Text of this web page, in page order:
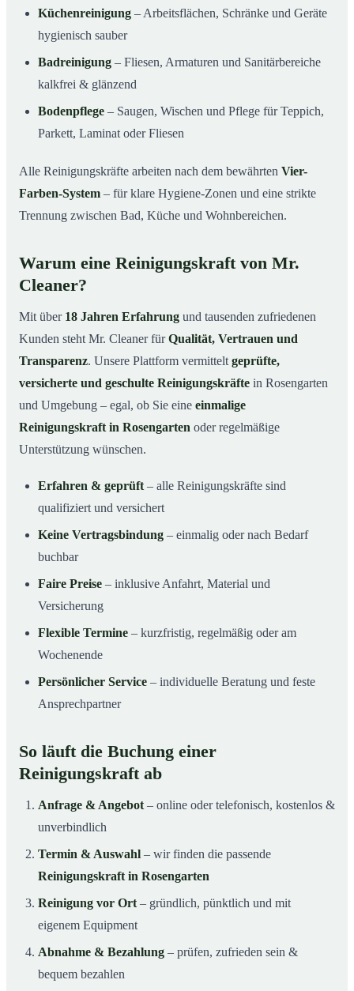
Küchenreinigung – Arbeitsflächen, Schränke und Geräte
hygienisch sauber
Badreinigung – Fliesen, Armaturen und Sanitärbereiche
kalkfrei & glänzend
Bodenpflege – Saugen, Wischen und Pflege für Teppich,
Parkett, Laminat oder Fliesen
Alle Reinigungskräfte arbeiten nach dem bewährten Vier-
Farben-System – für klare Hygiene-Zonen und eine strikte
Trennung zwischen Bad, Küche und Wohnbereichen.
Warum eine Reinigungskraft von Mr.
Cleaner?
Mit über 18 Jahren Erfahrung und tausenden zufriedenen
Kunden steht Mr. Cleaner fürQualität, Vertrauen und
Transparenz. Unsere Plattform vermittelt geprüfte,
versicherte und geschulte Reinigungskräfte in Rosengarten
und Umgebung – egal, ob Sie eine einmalige
Reinigungskraft in Rosengarten oder regelmäßige
Unterstützung wünschen.
Erfahren & geprüft – alle Reinigungskräfte sind
qualifiziert und versichert
Keine Vertragsbindung – einmalig oder nach Bedarf
buchbar
Faire Preise – inklusive Anfahrt, Material und
Versicherung
Flexible Termine – kurzfristig, regelmäßig oder am
Wochenende
Persönlicher Service – individuelle Beratung und feste
Ansprechpartner
So läuft die Buchung einer
Reinigungskraft ab
Anfrage & Angebot – online oder telefonisch, kostenlos &
unverbindlich
Termin & Auswahl – wir finden die passende
Reinigungskraft in Rosengarten
Reinigung vor Ort – gründlich, pünktlich und mit
eigenem Equipment
Abnahme & Bezahlung – prüfen, zufrieden sein &
bequem bezahlen